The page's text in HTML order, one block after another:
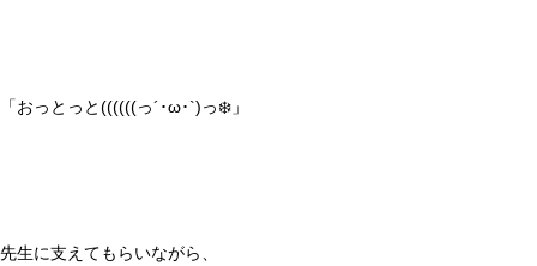
「おっとっと((((((っ´･ω･`)っ❄️」
先生に支えてもらいながら、